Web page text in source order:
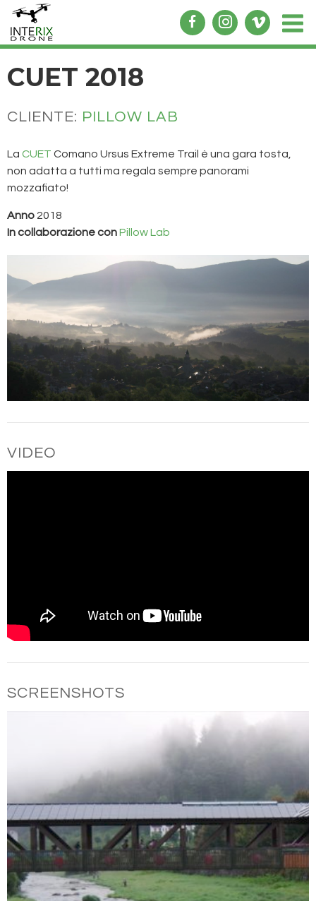
CUET 2018
CLIENTE: PILLOW LAB
La CUET Comano Ursus Extreme Trail è una gara tosta,
non adatta a tutti ma regala sempre panorami
mozzafiato!
Anno 2018
In collaborazione conPillow Lab
VIDEO
SCREENSHOTS